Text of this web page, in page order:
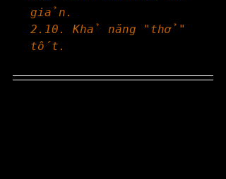
giản.
2.10. Khả năng "thở"
tốt.